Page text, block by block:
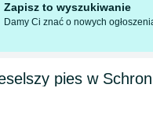
Zapisz to wyszukiwanie
Damy Ci znać o nowych
pies w